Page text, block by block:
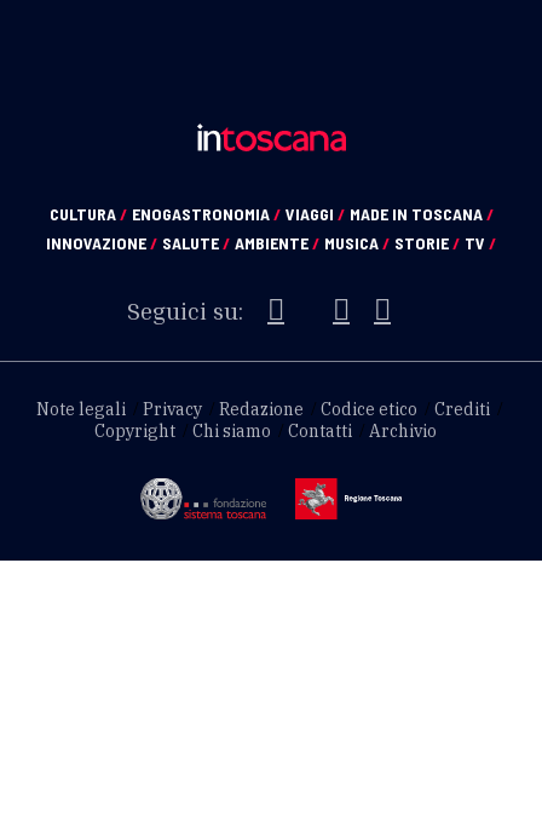
CULTURA/ ENOGASTRONOMIA/ VIAGGI / MADE IN TOSCANA/
INNOVAZIONE/ SALUTE/ AMBIENTE/ MUSICA/ STORIE/ TV /
Seguici su:
Note legali Privacy Redazione Codice etico
Crediti
Copyright
Chi siamo Contatti Archivio